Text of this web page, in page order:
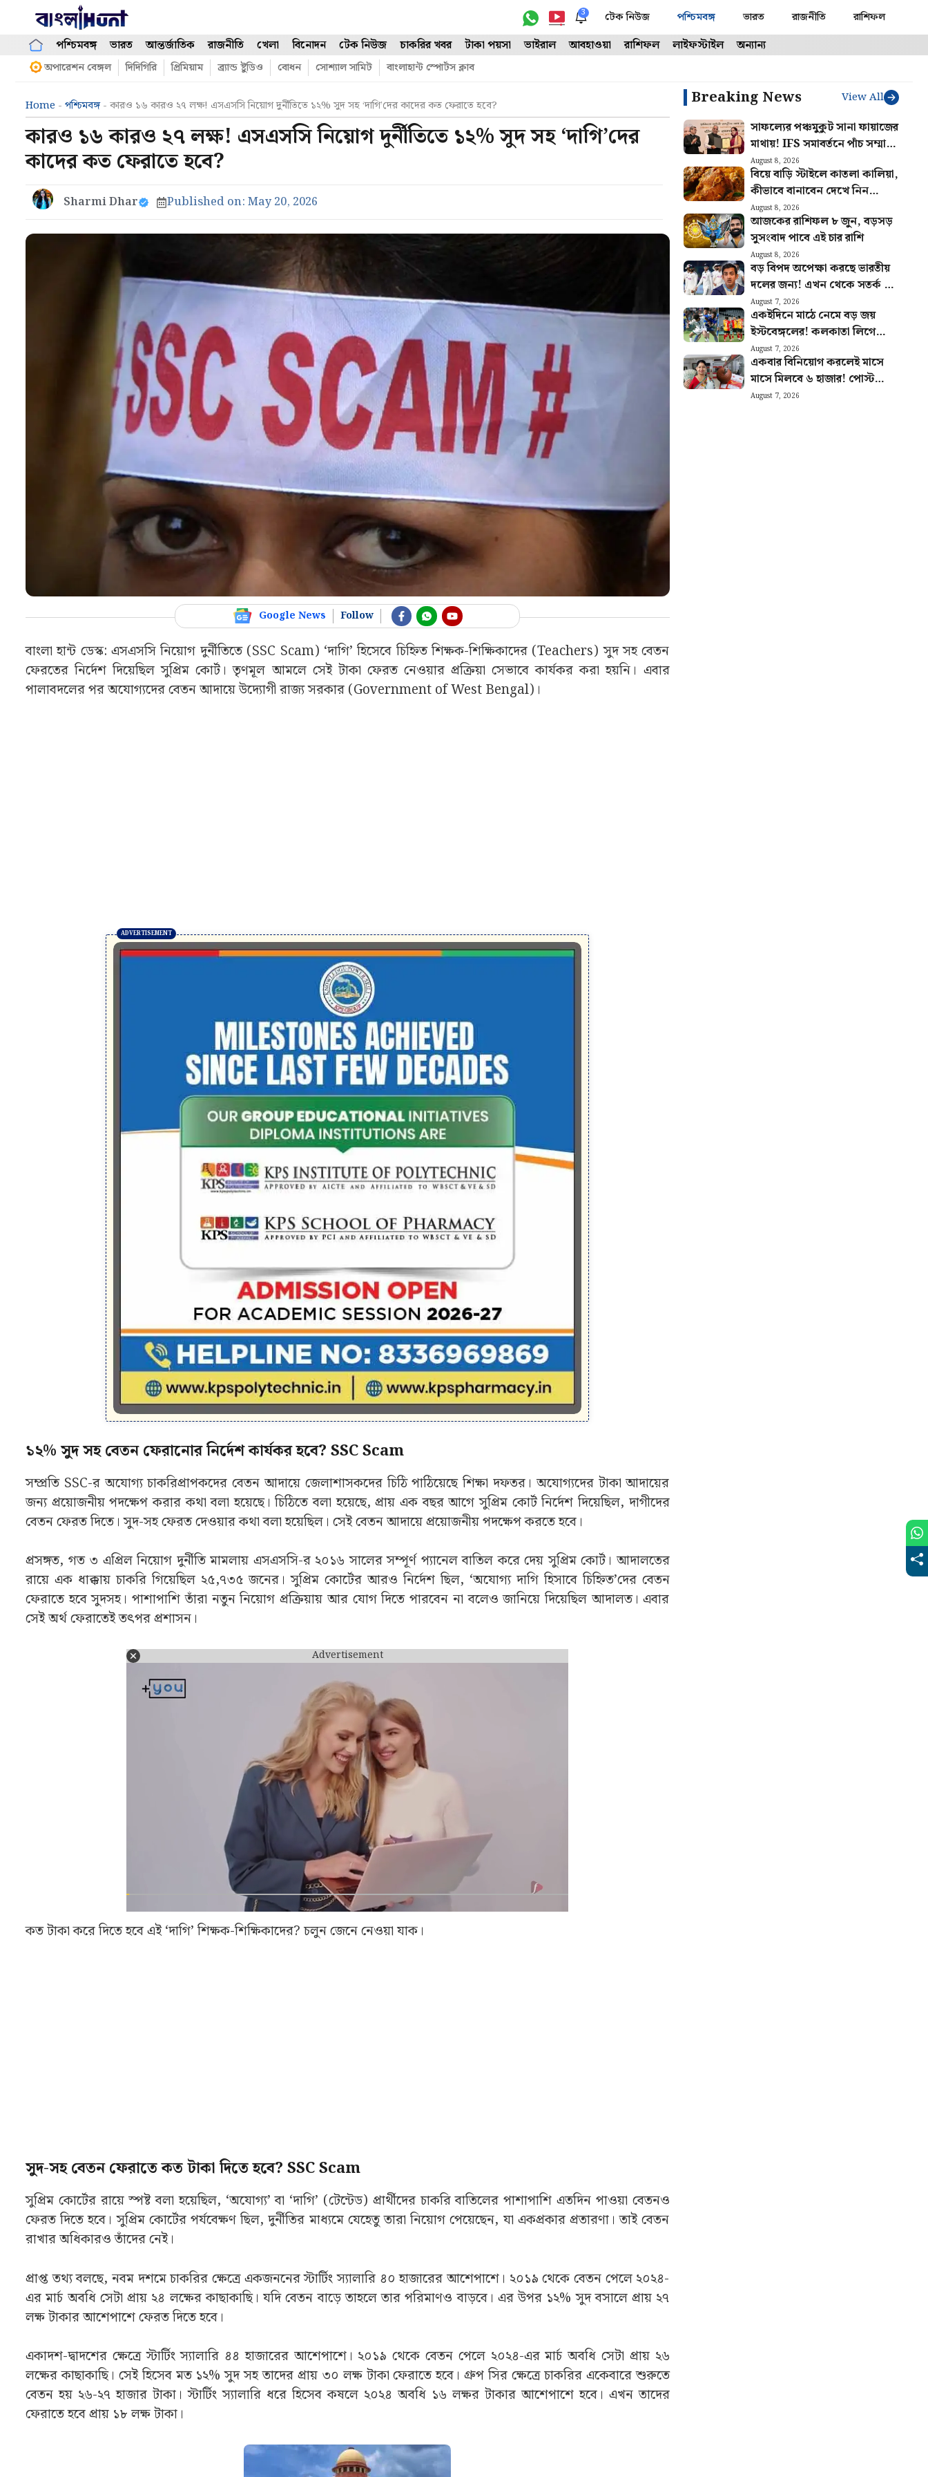
content
3 টেক নিউজ পশ্চিমবঙ্গ ভারত রাজনীতি রাশিফল
পশ্চিমবঙ্গ ভারত আন্তর্জাতিক রাজনীতি খেলা বিনোদন টেক নিউজ চাকরির খবর টাকা পয়সা ভাইরাল আবহাওয়া রাশিফল লাইফস্টাইল অন্যান্য
অপারেশন বেঙ্গল দিদিগিরি প্রিমিয়াম ব্র্যান্ড ষ্টুডিও বোধন সোশ্যাল সামিট বাংলাহান্ট স্পোর্টস ক্লাব
Home - পশ্চিমবঙ্গ- কারও ১৬ কারও ২৭ লক্ষ! এসএসসি নিয়োগ দুর্নীতিতে ১২% সুদ সহ ‘দাগি’দের কাদের কত ফেরাতে হবে?
কারও ১৬ কারও ২৭ লক্ষ! এসএসসি নিয়োগ দুর্নীতিতে ১২% সুদ সহ ‘দাগি’দের
কাদের কত ফেরাতে হবে?
Sharmi Dhar Published on: May 20, 2026
Google News Follow
বাংলা হান্ট ডেস্ক: এসএসসি নিয়োগ দুর্নীতিতে (SSC Scam) ‘দাগি’ হিসেবে চিহ্নিত শিক্ষক-শিক্ষিকাদের (Teachers) সুদ সহ বেতন
ফেরতের নির্দেশ দিয়েছিল সুপ্রিম কোর্ট। তৃণমূল আমলে সেই টাকা ফেরত নেওয়ার প্রক্রিয়া সেভাবে কার্যকর করা হয়নি। এবার
পালাবদলের পর অযোগ্যদের বেতন আদায়ে উদ্যোগী রাজ্য সরকার (Government of West Bengal)।
১২% সুদ সহ বেতন ফেরানোর নির্দেশ কার্যকর হবে? SSC Scam
সম্প্রতি SSC-র অযোগ্য চাকরিপ্রাপকদের বেতন আদায়ে জেলাশাসকদের চিঠি পাঠিয়েছে শিক্ষা দফতর। অযোগ্যদের টাকা আদায়ের
জন্য প্রয়োজনীয় পদক্ষেপ করার কথা বলা হয়েছে। চিঠিতে বলা হয়েছে, প্রায় এক বছর আগে সুপ্রিম কোর্ট নির্দেশ দিয়েছিল, দাগীদের
বেতন ফেরত দিতে। সুদ-সহ ফেরত দেওয়ার কথা বলা হয়েছিল। সেই বেতন আদায়ে প্রয়োজনীয় পদক্ষেপ করতে হবে।
প্রসঙ্গত, গত ৩ এপ্রিল নিয়োগ দুর্নীতি মামলায় এসএসসি-র ২০১৬ সালের সম্পূর্ণ প্যানেল বাতিল করে দেয় সুপ্রিম কোর্ট। আদালতের
রায়ে এক ধাক্কায় চাকরি গিয়েছিল ২৫,৭৩৫ জনের। সুপ্রিম কোর্টের আরও নির্দেশ ছিল, ‘অযোগ্য দাগি হিসাবে চিহ্নিত’দের বেতন
ফেরাতে হবে সুদসহ। পাশাপাশি তাঁরা নতুন নিয়োগ প্রক্রিয়ায় আর যোগ দিতে পারবেন না বলেও জানিয়ে দিয়েছিল আদালত। এবার
সেই অর্থ ফেরাতেই তৎপর প্রশাসন।
Advertisement
কত টাকা করে দিতে হবে এই ‘দাগি’ শিক্ষক-শিক্ষিকাদের? চলুন জেনে নেওয়া যাক।
সুদ-সহ বেতন ফেরাতে কত টাকা দিতে হবে? SSC Scam
সুপ্রিম কোর্টের রায়ে স্পষ্ট বলা হয়েছিল, ‘অযোগ্য’ বা ‘দাগি’ (টেন্টেড) প্রার্থীদের চাকরি বাতিলের পাশাপাশি এতদিন পাওয়া বেতনও
ফেরত দিতে হবে। সুপ্রিম কোর্টের পর্যবেক্ষণ ছিল, দুর্নীতির মাধ্যমে যেহেতু তারা নিয়োগ পেয়েছেন, যা একপ্রকার প্রতারণা। তাই বেতন
রাখার অধিকারও তাঁদের নেই।
প্রাপ্ত তথ্য বলছে, নবম দশমে চাকরির ক্ষেত্রে একজননের স্টার্টিং স্যালারি ৪০ হাজারের আশেপাশে। ২০১৯ থেকে বেতন পেলে ২০২৪-
এর মার্চ অবধি সেটা প্রায় ২৪ লক্ষের কাছাকাছি। যদি বেতন বাড়ে তাহলে তার পরিমাণও বাড়বে। এর উপর ১২% সুদ বসালে প্রায় ২৭
লক্ষ টাকার আশেপাশে ফেরত দিতে হবে।
একাদশ-দ্বাদশের ক্ষেত্রে স্টার্টিং স্যালারি ৪৪ হাজারের আশেপাশে। ২০১৯ থেকে বেতন পেলে ২০২৪-এর মার্চ অবধি সেটা প্রায় ২৬
লক্ষের কাছাকাছি। সেই হিসেব মত ১২% সুদ সহ তাদের প্রায় ৩০ লক্ষ টাকা ফেরাতে হবে। গ্রুপ সির ক্ষেত্রে চাকরির একেবারে শুরুতে
বেতন হয় ২৬-২৭ হাজার টাকা। স্টার্টিং স্যালারি ধরে হিসেব কষলে ২০২৪ অবধি ১৬ লক্ষর টাকার আশেপাশে হবে। এখন তাদের
ফেরাতে হবে প্রায় ১৮ লক্ষ টাকা।
Breaking News View All
সাফল্যের পঞ্চমুকুট সানা ফায়াজের
মাথায়! IFS সমাবর্তনে পাঁচ সম্মানে
ভূষিত কাশ্মীরি কন্যা
August 8, 2026
বিয়ে বাড়ি স্টাইলে কাতলা কালিয়া,
কীভাবে বানাবেন দেখে নিন
রেসিপি
August 8, 2026
আজকের রাশিফল ৮ জুন, বড়সড়
সুসংবাদ পাবে এই চার রাশি
August 8, 2026
বড় বিপদ অপেক্ষা করছে ভারতীয়
দলের জন্য! এখন থেকে সতর্ক না
হলে ফল ভুগবেন গম্ভীররা
August 7, 2026
একইদিনে মাঠে নেমে বড় জয়
ইস্টবেঙ্গলের! কলকাতা লিগে
আবারও ধাক্কা মোহনবাগানের
August 7, 2026
একবার বিনিয়োগ করলেই মাসে
মাসে মিলবে ৬ হাজার! পোস্ট
অফিসের এই বাম্পার স্কিমের হিসাব
August 7, 2026